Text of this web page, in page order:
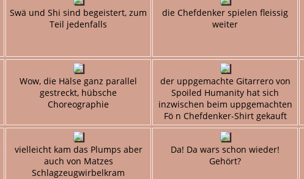
Swä und Shi sind begeistert, zum
Teil jedenfalls
die Chefdenker spielen fleissig
weiter
Wow, die Hälse ganz parallel
gestreckt, hübsche
Choreographie
der uppgemachte Gitarrero von
Spoiled Humanity hat sich
inzwischen beim uppgemachten
Fö n Chefdenker-Shirt gekauft
vielleicht kam das Plumps aber
auch von Matzes
Schlagzeugwirbelkram
Da! Da wars schon wieder!
Gehört?